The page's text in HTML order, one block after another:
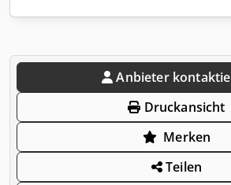
Anbieter
Druckansicht
Merken
Teilen